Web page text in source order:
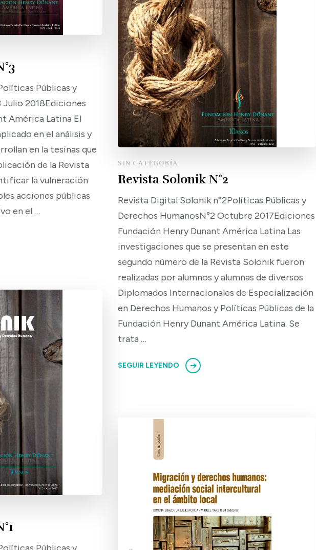
Públicas y
Julio 2018Ediciones
América Latina El
en el análisis y
en la tesinas que
de la Revista
la vulneración
acciones públicas
en el …
SIN CATEGORÍA
Revista Solonik N°2
Revista Digital Solonik n°2Políticas Públicas y
Derechos HumanosN°2 Octubre 2017Ediciones
Fundación Henry Dunant América Latina Las
investigaciones que se presentan en este
segundo número de la Revista Solonik fueron
realizadas por alumnos y alumnas de diversos
Diplomados Internacionales de Especialización
en Derechos Humanos y Políticas Públicas de la
Fundación Henry Dunant América Latina. Se
trata …
SEGUIR LEYENDO